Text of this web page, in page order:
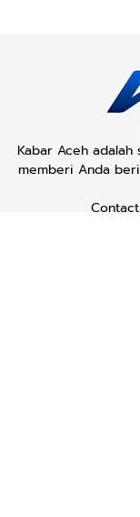
Kabar Aceh
memberi Anda